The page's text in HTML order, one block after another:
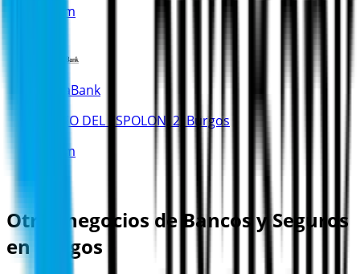
379 m
CaixaBank
PASEO DEL ESPOLON, 2, Burgos
403 m
Otros negocios de Bancos y Seguros
en Burgos